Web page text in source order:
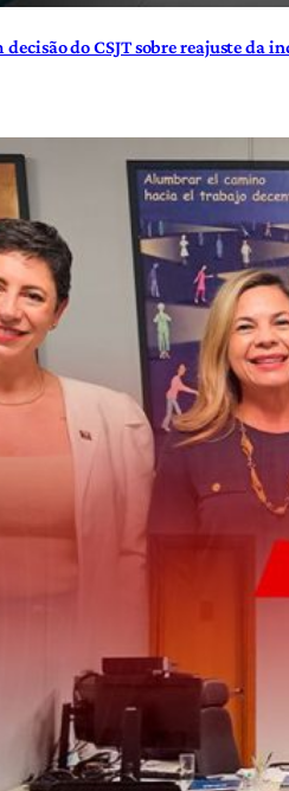
decisão do CSJT sobre reajuste da